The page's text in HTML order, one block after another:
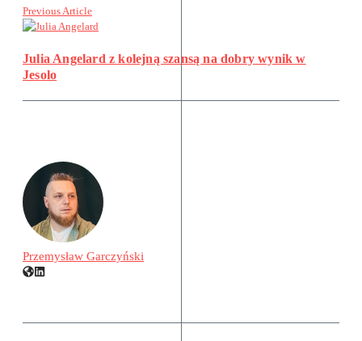
Previous Article
Julia Angelard z kolejną szansą na dobry wynik w
Jesolo
Przemysław Garczyński